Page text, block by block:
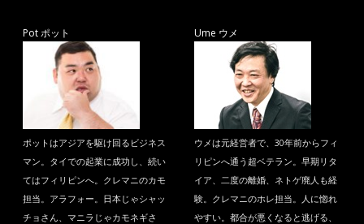
Pot ポット
ポットはアジアを駆け回るビジネス
マン。タイでの起業に成功し、続い
てはフィリピンへ。クレマニのカモ
担当。アラフォー。日本じゃシャッ
チョさん、マニラじゃカモネギさ
Ume ウメ
ウメは元経営者で、30年前からフィ
リピンへ通う超ベテラン。早期リタ
イア、二度の離婚、ネトゲ廃人も経
験。クレマニのホレ担当。人に惚れ
やすい。都合が悪くなると逃げる、